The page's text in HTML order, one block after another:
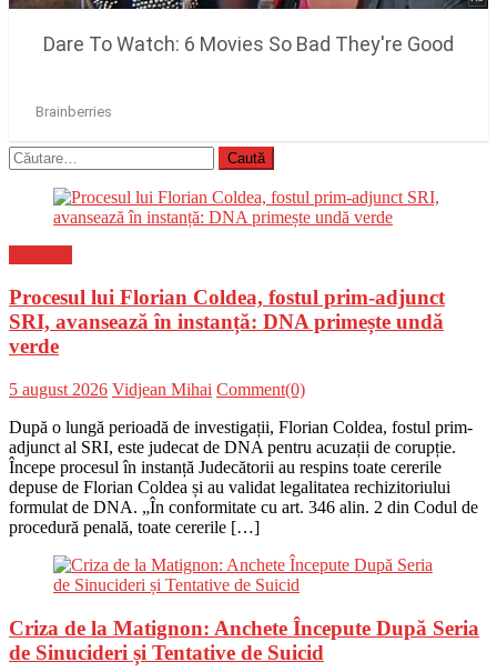
Caută
după:
Procesul lui Florian Coldea, fostul prim-adjunct
SRI, avansează în instanță: DNA primește undă
verde
Posted
5 august 2026 Author
Vidjean Mihai Comment(0)
După o lungă perioadă de investigații, Florian Coldea, fostul prim-
adjunct al SRI, este judecat de DNA pentru acuzații de corupție.
Începe procesul în instanță Judecătorii au respins toate cererile
depuse de Florian Coldea și au validat legalitatea rechizitoriului
formulat de DNA. „În conformitate cu art. 346 alin. 2 din Codul de
procedură penală, toate cererile […]
Criza de la Matignon: Anchete Începute După Seria
de Sinucideri și Tentative de Suicid